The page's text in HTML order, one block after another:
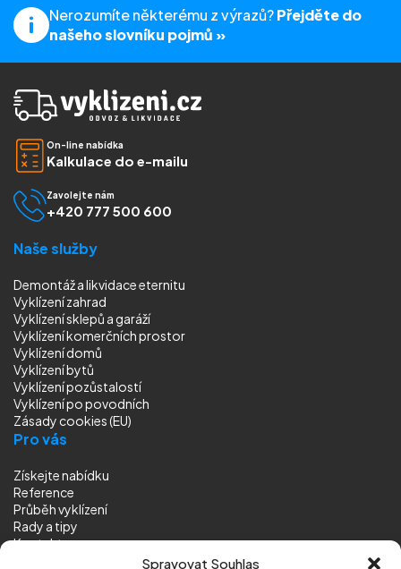
Spravovat Souhlas
Nerozumíte některému z výrazů?Přejděte do
našeho slovníku pojmů »
On-line nabídka
Kalkulace do e-mailu
Zavolejte nám
+420 777 500 600
Naše služby
Demontáž a likvidace eternitu
Vyklízení zahrad
Vyklízení sklepů a garáží
Vyklízení komerčních prostor
Vyklízení domů
Vyklízení bytů
Vyklízení pozůstalostí
Vyklízenípo povodních
Zásady cookies (EU)
Pro vás
Získejte nabídku
Reference
Průběh vyklízení
Rady a tipy
Kontakt